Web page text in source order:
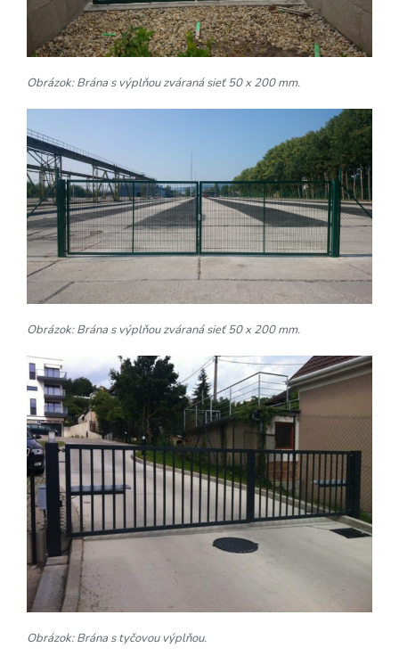
Obrázok: Brána s výplňou zváraná sieť 50 x 200 mm.
Obrázok: Brána s výplňou zváraná sieť 50 x 200 mm.
Obrázok: Brána s tyčovou výplňou.